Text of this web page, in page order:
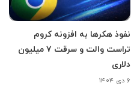
نفوذ هکرها به افزونه کروم
تراست والت و سرقت ۷ میلیون
دلاری
۶ دی ۱۴۰۴